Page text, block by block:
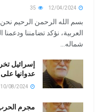
بسم الله الرحمن الرحيم نحن،
العربية، نؤكد تضامننا
شماله...
إسرائيل
عدوانها على
مجرم الحرب